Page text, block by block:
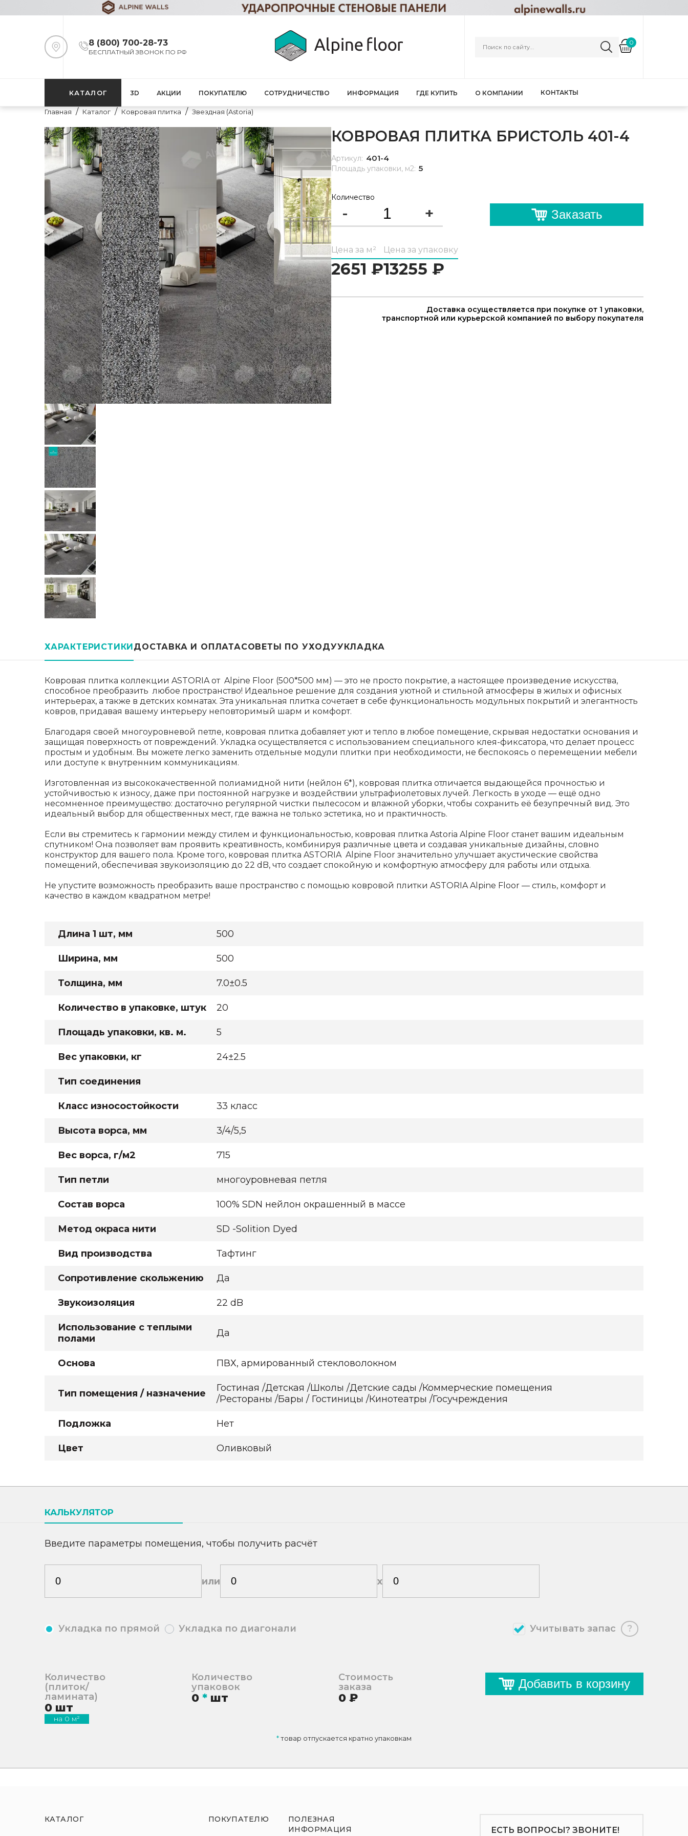
8 (800) 700-28-73
БЕСПЛАТНЫЙ ЗВОНОК ПО РФ
0
КАТАЛОГ 3D АКЦИИ ПОКУПАТЕЛЮ СОТРУДНИЧЕСТВО ИНФОРМАЦИЯ ГДЕ КУПИТЬ О КОМПАНИИ КОНТАКТЫ
Главная Каталог Ковровая плитка Звездная (Astoria)
КОВРОВАЯ ПЛИТКА БРИСТОЛЬ 401-4
Артикул: 401-4
Площадь упаковки, м2: 5
Количество
- + Заказать
Цена за м²
2651 ₽
Цена за упаковку
13255 ₽
Доставка осуществляется при покупке от 1 упаковки,
транспортной или курьерской компанией по выбору покупателя
ХАРАКТЕРИСТИКИДОСТАВКА И ОПЛАТАСОВЕТЫ ПО УХОДУУКЛАДКА
Ковровая плитка коллекции ASTORIA от Alpine Floor (500*500 мм) — это не просто покрытие, а настоящее произведение искусства,
способное преобразить любое пространство! Идеальное решение для создания уютной и стильной атмосферы в жилых и офисных
интерьерах, а также в детских комнатах. Эта уникальная плитка сочетает в себе функциональность модульных покрытий и элегантность
ковров, придавая вашему интерьеру неповторимый шарм и комфорт.
Благодаря своей многоуровневой петле, ковровая плитка добавляет уют и тепло в любое помещение, скрывая недостатки основания и
защищая поверхность от повреждений. Укладка осуществляется с использованием специального клея-фиксатора, что делает процесс
простым и удобным. Вы можете легко заменить отдельные модули плитки при необходимости, не беспокоясь о перемещении мебели
или доступе к внутренним коммуникациям.
Изготовленная из высококачественной полиамидной нити (нейлон 6*), ковровая плитка отличается выдающейся прочностью и
устойчивостью к износу, даже при постоянной нагрузке и воздействии ультрафиолетовых лучей. Легкость в уходе — ещё одно
несомненное преимущество: достаточно регулярной чистки пылесосом и влажной уборки, чтобы сохранить её безупречный вид. Это
идеальный выбор для общественных мест, где важна не только эстетика, но и практичность.
Если вы стремитесь к гармонии между стилем и функциональностью, ковровая плитка Astoria Alpine Floor станет вашим идеальным
спутником! Она позволяет вам проявить креативность, комбинируя различные цвета и создавая уникальные дизайны, словно
конструктор для вашего пола. Кроме того, ковровая плитка ASTORIA Alpine Floor значительно улучшает акустические свойства
помещений, обеспечивая звукоизоляцию до 22 dB, что создает спокойную и комфортную атмосферу для работы или отдыха.
Не упустите возможность преобразить ваше пространство с помощью ковровой плитки ASTORIA Alpine Floor — стиль, комфорт и
качество в каждом квадратном метре!
Длина 1 шт, мм 500
Ширина, мм 500
Толщина, мм 7.0±0.5
Количество в упаковке, штук 20
Площадь упаковки, кв. м. 5
Вес упаковки, кг 24±2.5
Тип соединения
Класс износостойкости 33 класс
Высота ворса, мм 3/4/5,5
Вес ворса, г/м2 715
Тип петли многоуровневая петля
Состав ворса 100% SDN нейлон окрашенный в массе
Метод окраса нити SD -Solition Dyed
Вид производства Тафтинг
Сопротивление скольжению Да
Звукоизоляция 22 dB
Использование с теплыми
полами
Да
Основа ПВХ, армированный стекловолокном
Тип помещения / назначение
Гостиная /Детская /Школы /Детские сады /Коммерческие помещения
/Рестораны /Бары / Гостиницы /Кинотеатры /Госучреждения
Подложка Нет
Цвет Оливковый
КАЛЬКУЛЯТОР
Введите параметры помещения, чтобы получить расчёт
или х
Укладка по прямой Укладка по диагонали Учитывать запас ?
Количество
(плиток/
ламината)
0 шт
на 0 м²
Количество
упаковок
0 * шт
Стоимость
заказа
0 ₽
Добавить в корзину
*товар отпускается кратно упаковкам
КАТАЛОГ ПОКУПАТЕЛЮ
ПОЛЕЗНАЯ
ИНФОРМАЦИЯ
ЕСТЬ ВОПРОСЫ? ЗВОНИТЕ!